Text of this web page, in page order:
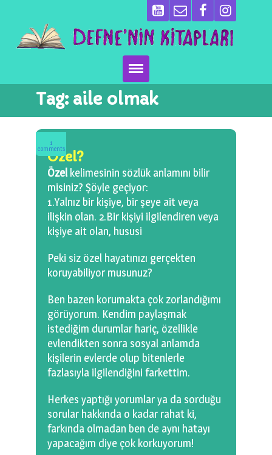
Ana Sayfa
Kitaplarımız
Ben Kimim?
Emeği Geçenler
Neler Yapıyoruz?
0 km.Bızdıklar Yazılarım
Filmlerimiz
Hadi Bize Yazın
Tag: aile olmak
1
comments
Özel?
Özel kelimesinin sözlük anlamını bilir
misiniz? Şöyle geçiyor:
1.Yalnız bir kişiye, bir şeye ait veya
ilişkin olan. 2.Bir kişiyi ilgilendiren veya
kişiye ait olan, hususi
Peki siz özel hayatınızı gerçekten
koruyabiliyor musunuz?
Ben bazen korumakta çok zorlandığımı
görüyorum. Kendim paylaşmak
istediğim durumlar hariç, özellikle
evlendikten sonra sosyal anlamda
kişilerin evlerde olup bitenlerle
fazlasıyla ilgilendiğini farkettim.
Herkes yaptığı yorumlar ya da sorduğu
sorular hakkında o kadar rahat ki,
farkında olmadan ben de aynı hatayı
yapacağım diye çok korkuyorum!